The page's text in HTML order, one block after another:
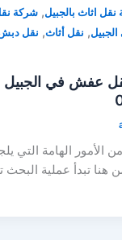
اثاث بالجبيل,شركة
, نقل أثاث, نقل دبش
عفش في الجبيل
الأمور الهامة التي
هنا تبدأ عملية